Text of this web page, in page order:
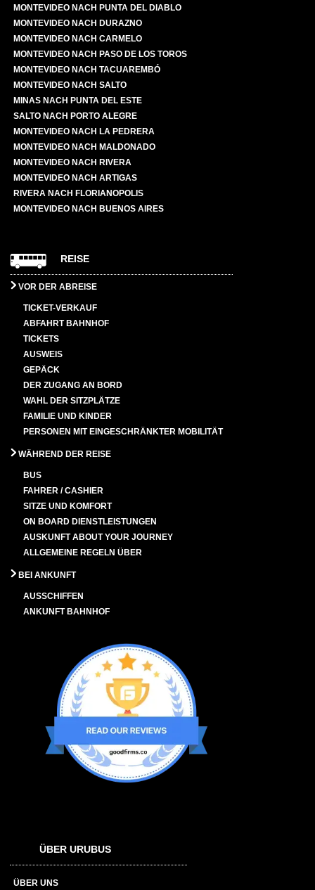
MONTEVIDEO NACH PUNTA DEL DIABLO
MONTEVIDEO NACH DURAZNO
MONTEVIDEO NACH CARMELO
MONTEVIDEO NACH PASO DE LOS TOROS
MONTEVIDEO NACH TACUAREMBÓ
MONTEVIDEO NACH SALTO
MINAS NACH PUNTA DEL ESTE
SALTO NACH PORTO ALEGRE
MONTEVIDEO NACH LA PEDRERA
MONTEVIDEO NACH MALDONADO
MONTEVIDEO NACH RIVERA
MONTEVIDEO NACH ARTIGAS
RIVERA NACH FLORIANOPOLIS
MONTEVIDEO NACH BUENOS AIRES
REISE
VOR DER ABREISE
TICKET-VERKAUF
ABFAHRT BAHNHOF
TICKETS
AUSWEIS
GEPÄCK
DER ZUGANG AN BORD
WAHL DER SITZPLÄTZE
FAMILIE UND KINDER
PERSONEN MIT EINGESCHRÄNKTER MOBILITÄT
WÄHREND DER REISE
BUS
FAHRER / CASHIER
SITZE UND KOMFORT
ON BOARD DIENSTLEISTUNGEN
AUSKUNFT ABOUT YOUR JOURNEY
ALLGEMEINE REGELN ÜBER
BEI ANKUNFT
AUSSCHIFFEN
ANKUNFT BAHNHOF
ÜBER URUBUS
ÜBER UNS